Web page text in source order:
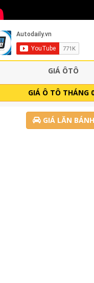
GIÁ ÔTÔ
GIÁ Ô TÔ THÁNG
GIÁ LĂN BÁNH